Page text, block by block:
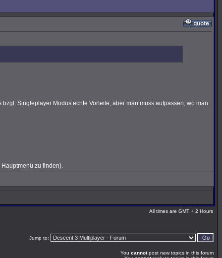
Singleplayer Modus echte Vorteile, aber man muss aufpassen, wo man
zu finden).
All times are GMT + 2 Hours
Jump to:
You cannotpost new topics in this forum